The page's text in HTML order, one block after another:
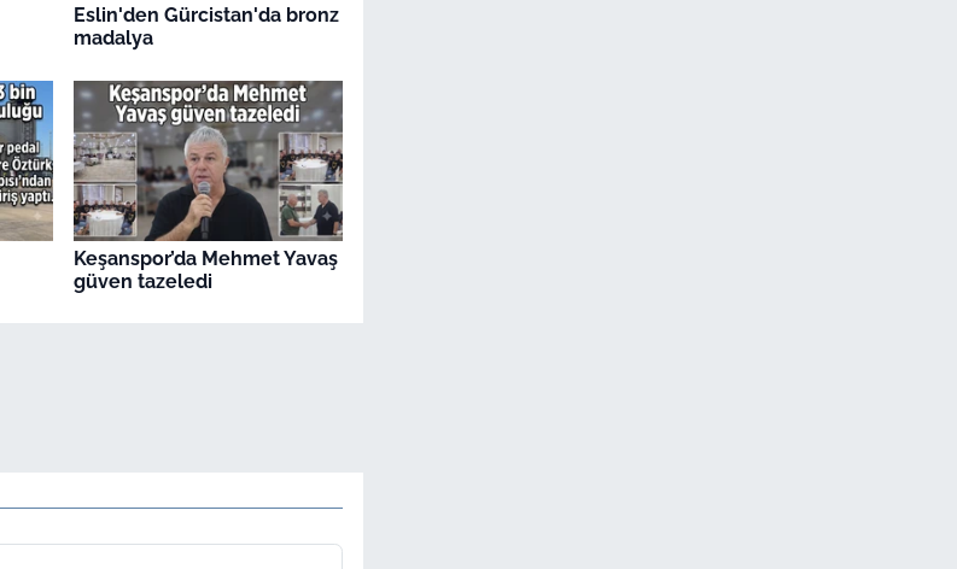
Eslin'den Gürcistan'da bronz
madalya
Keşanspor’da Mehmet Yavaş
güven tazeledi